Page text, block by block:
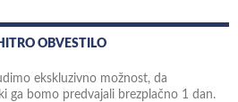
OBVESTILO
ekskluzivno možnost, da
ga bomo predvajali brezplačno 1 dan.